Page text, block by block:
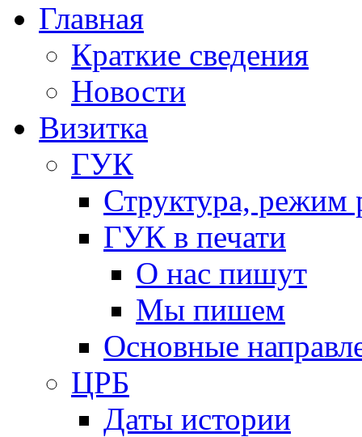
Главная
Краткие сведения
Новости
Визитка
ГУК
Структура, режим
ГУК в печати
О нас пишут
Мы пишем
Основные
ЦРБ
Даты истории
Брестской
областной
организации
выступила
Валентина
Смехович.
Прекрасным
подготовленный
участниками